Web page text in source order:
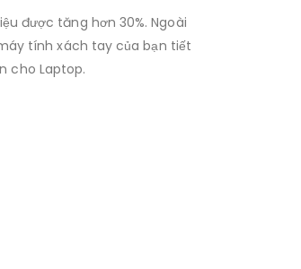
được tăng hơn 30%. Ngoài
tính xách tay của bạn tiết
cho Laptop.